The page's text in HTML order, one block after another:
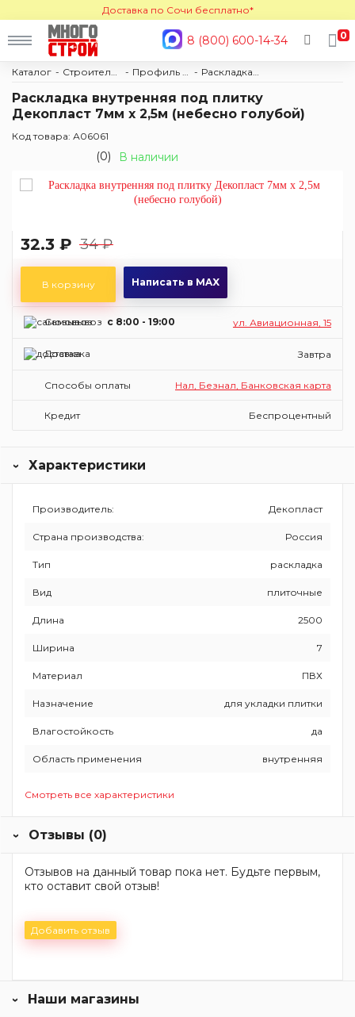
Доставка по Сочи бесплатно*
8 (800) 600-14-34 0
Каталог
Раскладка внутренняя под плитку
Декопласт 7мм х 2,5м (небесно голубой)
Код товара: А06061
(0) В наличии
32.3 ₽ 34 ₽
В корзину Написать в MAX
Самовывоз c 8:00 - 19:00 ул. Авиационная, 15
Доставка Завтра
Способы оплаты Нал, Безнал, Банковская карта
Кредит Беспроцентный
Характеристики
Производитель: Декопласт
Страна производства: Россия
Тип раскладка
Вид плиточные
Длина 2500
Ширина 7
Материал ПВХ
Назначение для укладки плитки
Влагостойкость да
Область применения внутренняя
Смотреть все характеристики
Отзывы (0)
Отзывов на данный товар пока нет. Будьте первым,
кто оставит свой отзыв!
Добавить отзыв
Наши магазины